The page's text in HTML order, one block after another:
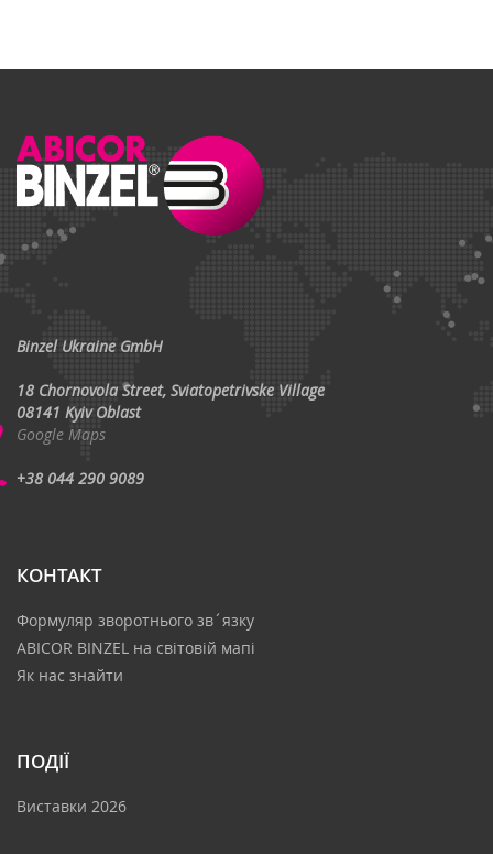
Binzel Ukraine GmbH
18 Chornovola Street, Sviatopetrivske Village
08141 Kyiv Oblast
Google Maps
+38 044 290 9089
КОНТАКТ
Формуляр зворотнього зв´язку
ABICOR BINZEL на світовій мапі
Як нас знайти
ПОДІЇ
Виставки 2026